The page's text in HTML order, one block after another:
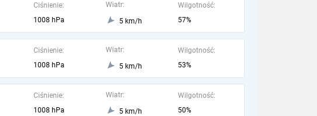
Ciśnienie:
1008 hPa
Wiatr:
5 km/h
Wilgotność:
57%
Ciśnienie:
1008 hPa
Wiatr:
5 km/h
Wilgotność:
53%
Ciśnienie:
1008 hPa
Wiatr:
5 km/h
Wilgotność:
50%